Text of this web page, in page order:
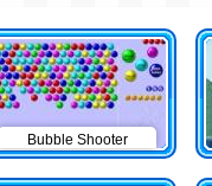
Bubble Shooter